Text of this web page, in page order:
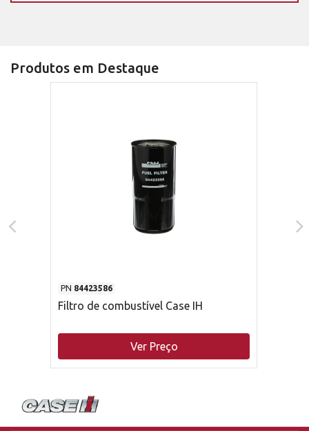
Produtos em Destaque
PN 84423586
Filtro de combustível Case IH
Ver Preço